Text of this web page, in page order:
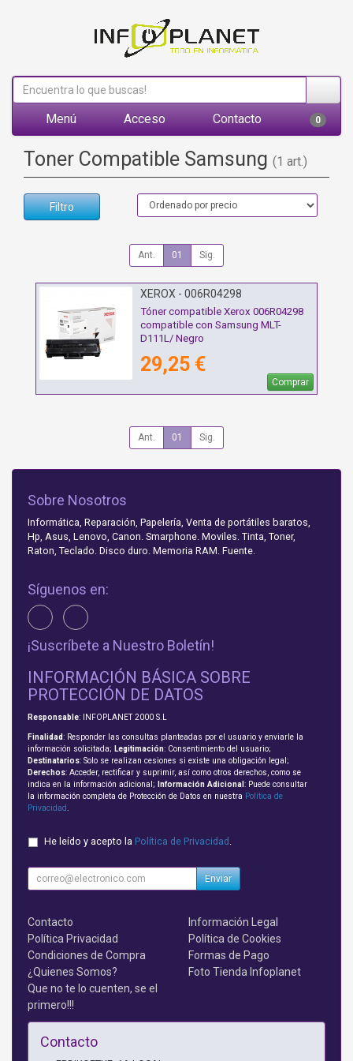
Menú Acceso Contacto 0
Toner Compatible Samsung (1 art.)
Filtro
Ant. 01 Sig.
XEROX - 006R04298
Tóner compatible Xerox 006R04298
compatible con Samsung MLT-
D111L/ Negro
29,25 €
Comprar
Ant. 01 Sig.
Sobre Nosotros
Informática, Reparación, Papelería, Venta de portátiles baratos,
Hp, Asus, Lenovo, Canon. Smarphone. Moviles. Tinta, Toner,
Raton, Teclado. Disco duro. Memoria RAM. Fuente.
Síguenos en:
¡Suscríbete a Nuestro Boletín!
INFORMACIÓN BÁSICA SOBRE
PROTECCIÓN DE DATOS
Responsable: INFOPLANET 2000 S.L
Finalidad: Responder las consultas planteadas por el usuario y enviarle la
información solicitada; Legitimación: Consentimiento del usuario;
Destinatarios: Solo se realizan cesiones si existe una obligación legal;
Derechos: Acceder, rectificar y suprimir, así como otros derechos, como se
indica en la información adicional;
Información Adicional : Puede consultar
la información completa de Protección de Datos en nuestra Política de
Privacidad
He leído y acepto la Política de Privacidad .
Enviar
Contacto
Información Legal
Política Privacidad
Política de Cookies
Condiciones de Compra
Formas de Pago
¿Quienes Somos?
Foto Tienda Infoplanet
Que no te lo cuenten, se el
primero!!!
Contacto